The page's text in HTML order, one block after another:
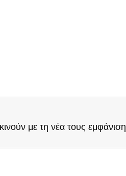
με τη νέα τους εμφάνιση